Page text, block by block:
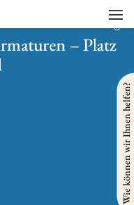
Komfort für Ihr Bad
– Platz
Wie können wir Ihnen helfen?